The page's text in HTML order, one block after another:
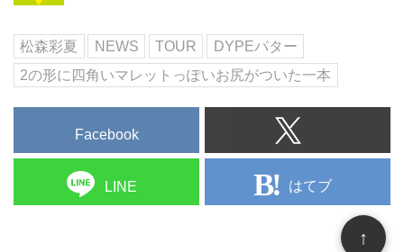
松森彩夏 NEWS TOUR
DYPEパター
2の形に四角いマレットっぽいお尻がついた一本
Facebook
LINE はてブ
↑